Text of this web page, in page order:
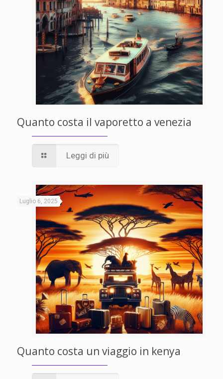
Quanto costa il vaporetto a venezia
Leggi di più
Luglio 6, 2025
Quanto costa un viaggio in kenya